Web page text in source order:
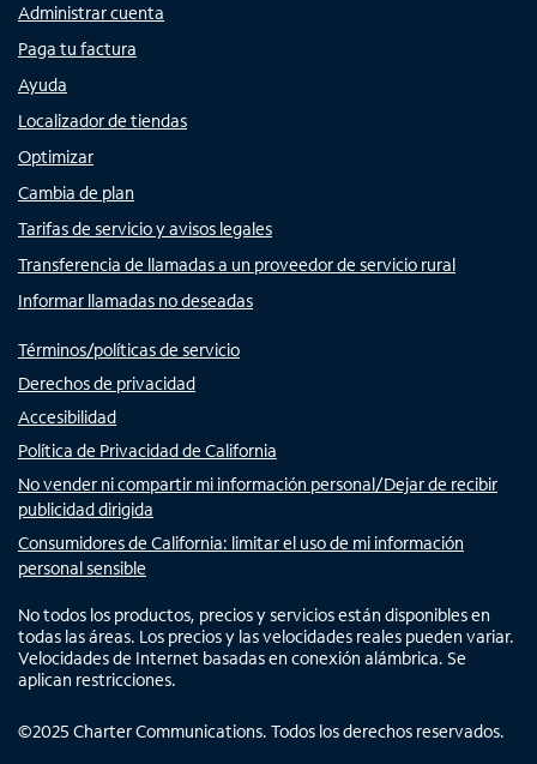
Administrar cuenta
Paga tu factura
Ayuda
Localizador de tiendas
Optimizar
Cambia de plan
Tarifas de servicio y avisos legales
Transferencia de llamadas a un proveedor de servicio rural
Informar llamadas no deseadas
Términos/políticas de servicio
Derechos de privacidad
Accesibilidad
Política de Privacidad de California
No vender ni compartir mi información personal/Dejar de recibir
publicidad dirigida
Consumidores de California: limitar el uso de mi información
personal sensible
No todos los productos, precios y servicios están disponibles en
todas las áreas. Los precios y las velocidades reales pueden variar.
Velocidades de Internet basadas en conexión alámbrica. Se
aplican restricciones.
©2025 Charter Communications. Todos los derechos reservados.